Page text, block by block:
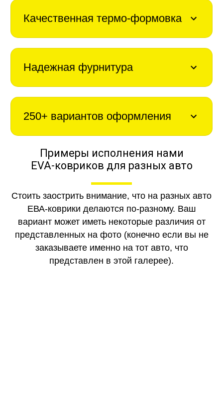
Качественная термо-формовка
Надежная фурнитура
250+ вариантов оформления
Примеры исполнения нами
EVA-ковриков для разных авто
Стоить заострить внимание, что на разных авто
ЕВА-коврики делаются по-разному. Ваш
вариант может иметь некоторые различия от
представленных на фото (конечно если вы не
заказываете именно на тот авто, что
представлен в этой галерее).